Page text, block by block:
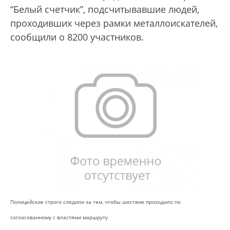
“Белый счетчик”, подсчитывавшие людей,
проходивших через рамки металлоискателей,
сообщили о 8200 участников.
Полицейские строго следили за тем, чтобы шествие проходило по
согласованному с властями маршруту